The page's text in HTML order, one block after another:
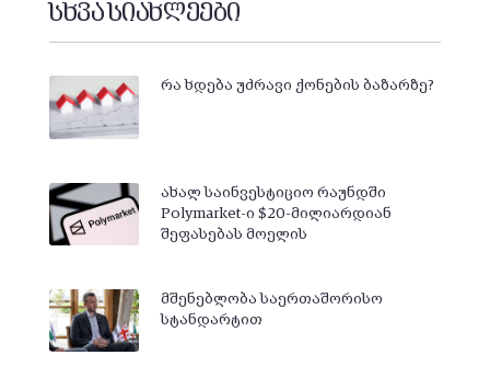
სხვა სიახლეები
რა ხდება უძრავი ქონების ბაზარზე?
ახალ საინვესტიციო რაუნდში
Polymarket-ი $20-მილიარდიან
შეფასებას მოელის
მშენებლობა საერთაშორისო
სტანდარტით